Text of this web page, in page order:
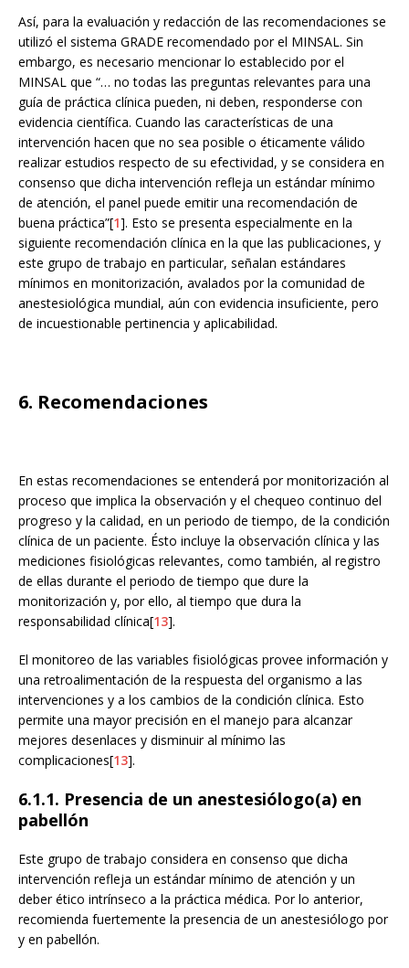
Así, para la evaluación y redacción de las recomendaciones se
utilizó el sistema GRADE recomendado por el MINSAL. Sin
embargo, es necesario mencionar lo establecido por el
MINSAL que “… no todas las preguntas relevantes para una
guía de práctica clínica pueden, ni deben, responderse con
evidencia científica. Cuando las características de una
intervención hacen que no sea posible o éticamente válido
realizar estudios respecto de su efectividad, y se considera en
consenso que dicha intervención refleja un estándar mínimo
de atención, el panel puede emitir una recomendación de
buena práctica”[1]. Esto se presenta especialmente en la
siguiente recomendación clínica en la que las publicaciones, y
este grupo de trabajo en particular, señalan estándares
mínimos en monitorización, avalados por la comunidad de
anestesiológica mundial, aún con evidencia insuficiente, pero
de incuestionable pertinencia y aplicabilidad.
6. Recomendaciones
En estas recomendaciones se entenderá por monitorización al
proceso que implica la observación y el chequeo continuo del
progreso y la calidad, en un periodo de tiempo, de la condición
clínica de un paciente. Ésto incluye la observación clínica y las
mediciones fisiológicas relevantes, como también, al registro
de ellas durante el periodo de tiempo que dure la
monitorización y, por ello, al tiempo que dura la
responsabilidad clínica[13].
El monitoreo de las variables fisiológicas provee información y
una retroalimentación de la respuesta del organismo a las
intervenciones y a los cambios de la condición clínica. Esto
permite una mayor precisión en el manejo para alcanzar
mejores desenlaces y disminuir al mínimo las
complicaciones[13].
6.1.1. Presencia de un anestesiólogo(a) en
pabellón
Este grupo de trabajo considera en consenso que dicha
intervención refleja un estándar mínimo de atención y un
deber ético intrínseco a la práctica médica. Por lo anterior,
recomienda fuertemente la presencia de un anestesiólogo por
y en pabellón.